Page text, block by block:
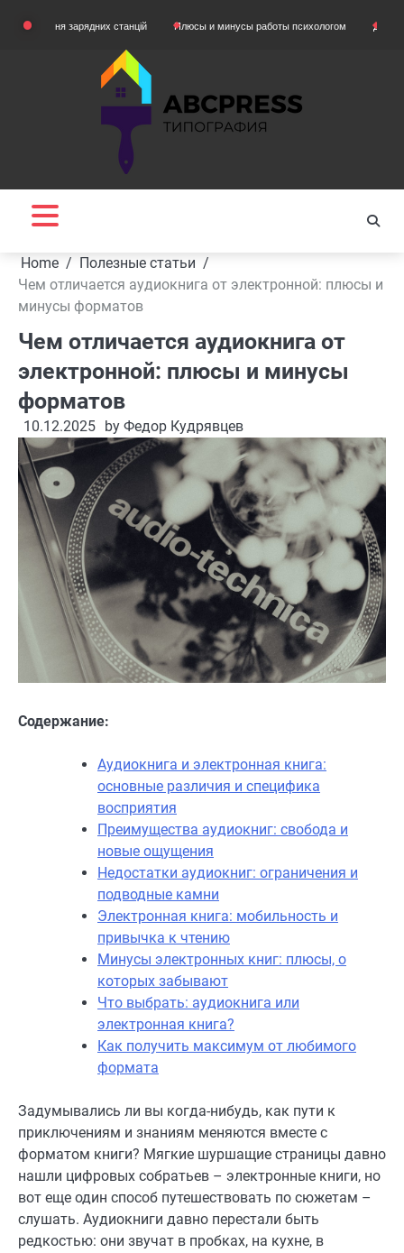
зарядних станцій Плюсы и минусы работы психологом Домашняя
Home
Полезные статьи
Чем отличается аудиокнига от электронной: плюсы и
минусы форматов
Чем отличается аудиокнига от
электронной: плюсы и минусы
форматов
10.12.2025 by Федор Кудрявцев
Содержание:
Аудиокнига и электронная книга:
основные различия и специфика
восприятия
Преимущества аудиокниг: свобода и
новые ощущения
Недостатки аудиокниг: ограничения и
подводные камни
Электронная книга: мобильность и
привычка к чтению
Минусы электронных книг: плюсы, о
которых забывают
Что выбрать: аудиокнига или
электронная книга?
Как получить максимум от любимого
формата
Задумывались ли вы когда-нибудь, как пути к
приключениям и знаниям меняются вместе с
форматом книги? Мягкие шуршащие страницы давно
нашли цифровых собратьев – электронные книги, но
вот еще один способ путешествовать по сюжетам –
слушать. Аудиокниги давно перестали быть
редкостью: они звучат в пробках, на кухне, в